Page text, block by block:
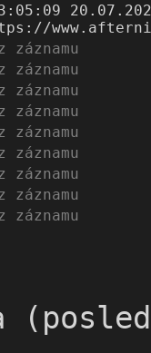
záznamu
záznamu
záznamu
záznamu
záznamu
záznamu
záznamu
záznamu
záznamu